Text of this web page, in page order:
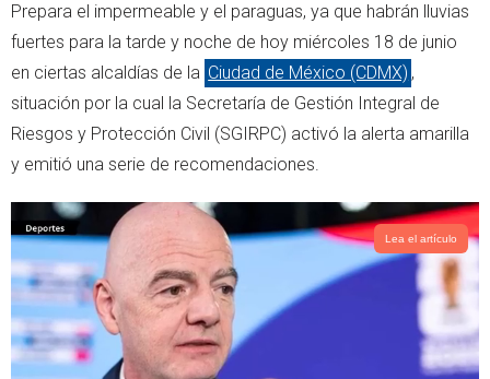
t
t
r
t
s
a
p
p
Prepara el impermeable y el paraguas, ya que habrán lluvias
fuertes para la tarde y noche de hoy miércoles 18 de junio
en ciertas alcaldías de la Ciudad de México (CDMX) ,
situación por la cual la Secretaría de Gestión Integral de
Riesgos y Protección Civil (SGIRPC) activó la alerta amarilla
y emitió una serie de recomendaciones.
Lea el artículo